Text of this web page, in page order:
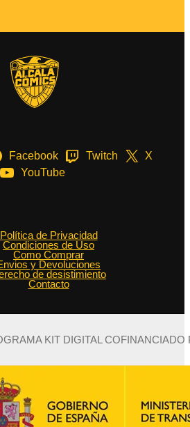
Facebook Twitch
X
YouTube
Política de Privacidad
Condiciones de Uso
Como Comprar
y Devoluciones
de desistimiento
Contacto
KIT DIGITAL